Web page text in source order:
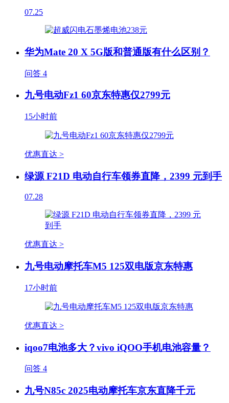
07.25
华为Mate 20 X 5G版和普通版有什么区别？
问答 4
九号电动Fz1 60京东特惠仅2799元
15小时前
优惠直达 >
绿源 F21D 电动自行车领券直降，2399 元到手
07.28
优惠直达 >
九号电动摩托车M5 125双电版京东特惠
17小时前
优惠直达 >
iqoo7电池多大？vivo iQOO手机电池容量？
问答 4
九号N85c 2025电动摩托车京东直降千元